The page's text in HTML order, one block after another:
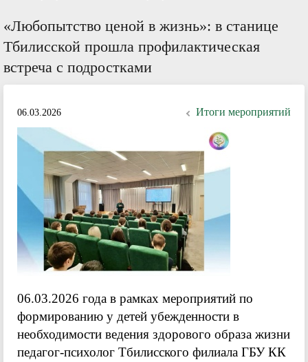
«Любопытство ценой в жизнь»: в станице
Тбилисской прошла профилактическая
встреча с подростками
06.03.2026 Итоги мероприятий
06.03.2026 года в рамках мероприятий по
формированию у детей убежденности в
необходимости ведения здорового образа жизни
педагог-психолог Тбилисского филиала ГБУ КК